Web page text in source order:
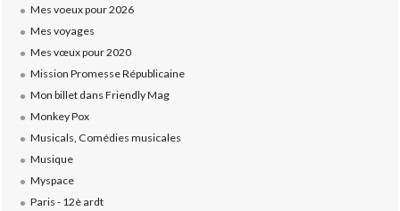
Mes voeux pour 2026
Mes voyages
Mes vœux pour 2020
Mission Promesse Républicaine
Mon billet dans Friendly Mag
Monkey Pox
Musicals, Comédies musicales
Musique
Myspace
Paris - 12è ardt